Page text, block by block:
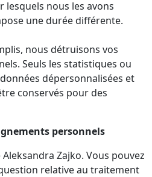
nous les avons
une durée différente.
nous détruisons vos
Seuls les statistiques ou
dépersonnalisées et
conservés pour des
personnels
Zajko. Vous pouvez
relative au traitement